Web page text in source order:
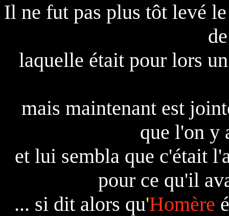
Il ne fut pas plus tôt levé
laquelle était pour lors
mais maintenant est
que l'on y
et lui sembla que c'était
pour ce qu'il
... si dit alors qu'Homère